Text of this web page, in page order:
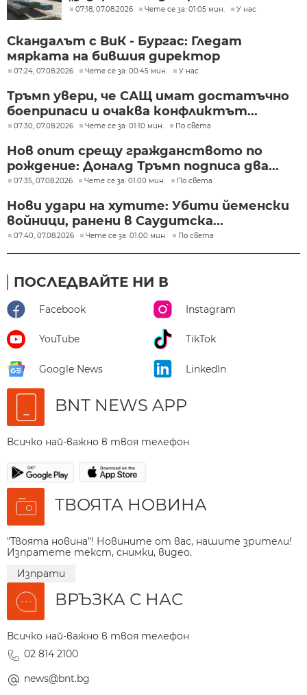
07:18, 07.08.2026 Чете се за: 01:05 мин. У нас
Скандалът с ВиК - Бургас: Гледат
мярката на бившия директор
07:24, 07.08.2026 Чете се за: 00:45 мин. У нас
Тръмп увери, че САЩ имат достатъчно
боеприпаси и очаква конфликтът...
07:30, 07.08.2026 Чете се за: 01:10 мин. По света
Нов опит срещу гражданството по
рождение: Доналд Тръмп подписа два...
07:35, 07.08.2026 Чете се за: 01:00 мин. По света
Нови удари на хутите: Убити йеменски
войници, ранени в Саудитска...
07:40, 07.08.2026 Чете се за: 01:00 мин. По света
ПОСЛЕДВАЙТЕ НИ В
Facebook Instagram
YouTube TikTok
Google News LinkedIn
BNT NEWS APP
Всичко най-важно в твоя телефон
ТВОЯТА НОВИНА
"Твоята новина"! Новините от вас, нашите зрители!
Изпратете текст, снимки, видео.
Изпрати
ВРЪЗКА С НАС
Всичко най-важно в твоя телефон
02 814 2100
news@bnt.bg